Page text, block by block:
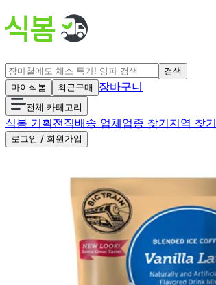
검색
마이식봄
최근구매 장바구니
전체 카테고리
식봄 기획전직배송 업체업종 찾기지역 찾기
로그인 / 회원가입